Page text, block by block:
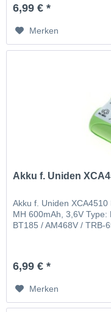
6,99 € *
Merken
Akku f. Uniden
Akku f. Uniden
MH 600mAh, 3,6V Type:
BT185 / AM468V / TRB-
6,99 € *
Merken